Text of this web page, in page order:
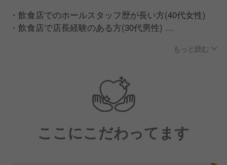
・飲食店でのホールスタッフ歴が長い方(40代女性)
・飲食店で店長経験のある方(30代男性)
など、さまざまなバックグラウンドを持った方が入社
しています。
もっと読む
ここにこだわってます